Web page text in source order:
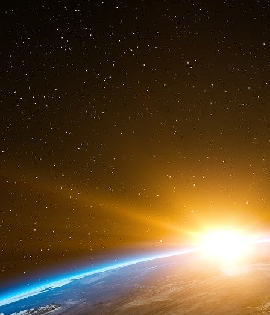
We must work together with other like-minded nations to
them. We must work with allies and friends who wish to
together we must deter anyone who would contemplate
We need new concepts of deterrence that rely on both
based solely on the threat of nuclear retaliation. Defenses
proliferation.
We need a new framework that allows us to build missile
To do so, we must move beyond the constraints of the 30
present, or point us to the future. It enshrines the past. No
that prohibits us from pursuing promising technology to
interests or in the interests of world peace.
This new framework must encourage still further cuts in
play in our security and that of our allies. We can, and will,
nuclear forces in a way that reflects the reality that the Cold
I am committed to achieving a credible deterrent with the
with our national security needs, including our obligations
nuclear forces. The United States will lead by example to
world.
Several months ago, I asked Secretary of Defense
modes for effective missile defenses that could protect the
allies. The Secretary has explored a number of